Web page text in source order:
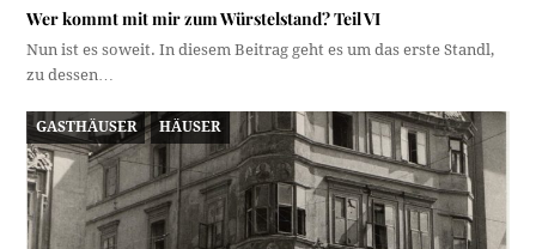
Wer kommt mit mir zum Würstelstand? Teil VI
Nun ist es soweit. In diesem Beitrag geht es um das erste Standl,
zu dessen…
GASTHÄUSER HÄUSER